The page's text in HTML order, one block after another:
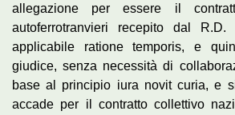
allegazione per essere il
autoferrotranvieri recepito dal
applicabile ratione temporis, e
giudice, senza necessità di
base al principio iura novit curia, e
accade per il contratto collettivo